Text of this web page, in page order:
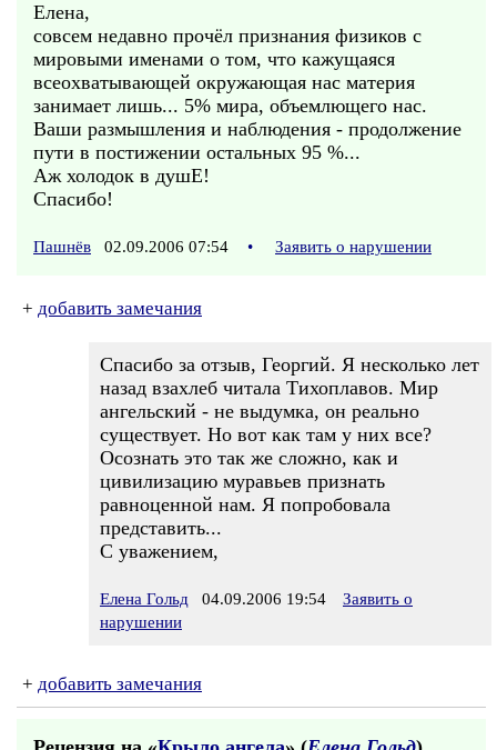
Елена,
совсем недавно прочёл признания физиков с
мировыми именами о том, что кажущаяся
всеохватывающей окружающая нас материя
занимает лишь... 5% мира, объемлющего нас.
Ваши размышления и наблюдения - продолжение
пути в постижении остальных 95 %...
Аж холодок в душЕ!
Спасибо!
Пашнёв 02.09.2006 07:54 • Заявить о нарушении
+ добавить замечания
Спасибо за отзыв, Георгий. Я несколько лет
назад взахлеб читала Тихоплавов. Мир
ангельский - не выдумка, он реально
существует. Но вот как там у них все?
Осознать это так же сложно, как и
цивилизацию муравьев признать
равноценной нам. Я попробовала
представить...
С уважением,
Елена Гольд 04.09.2006 19:54
Заявить о
нарушении
+ добавить замечания